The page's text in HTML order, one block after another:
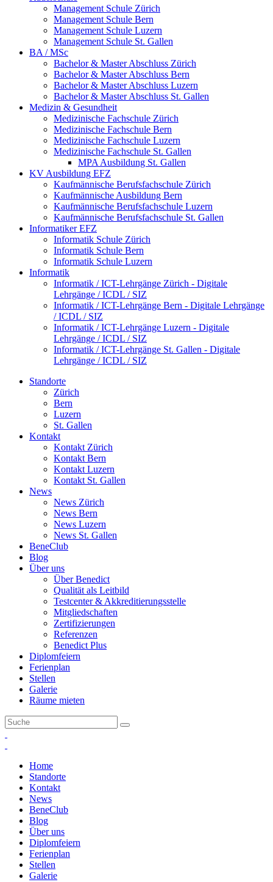
Management Schule Zürich
Management Schule Bern
Management Schule Luzern
Management Schule St. Gallen
BA / MSc
Bachelor & Master Abschluss Zürich
Bachelor & Master Abschluss Bern
Bachelor & Master Abschluss Luzern
Bachelor & Master Abschluss St. Gallen
Medizin & Gesundheit
Medizinische Fachschule Zürich
Medizinische Fachschule Bern
Medizinische Fachschule Luzern
Medizinische Fachschule St. Gallen
MPA Ausbildung St. Gallen
KV Ausbildung EFZ
Kaufmännische Berufsfachschule Zürich
Kaufmännische Ausbildung Bern
Kaufmännische Berufsfachschule Luzern
Kaufmännische Berufsfachschule St. Gallen
Informatiker EFZ
Informatik Schule Zürich
Informatik Schule Bern
Informatik Schule Luzern
Informatik
Informatik / ICT-Lehrgänge Zürich - Digitale
Lehrgänge / ICDL / SIZ
Informatik / ICT-Lehrgänge Bern - Digitale Lehrgänge
/ ICDL / SIZ
Informatik / ICT-Lehrgänge Luzern - Digitale
Lehrgänge / ICDL / SIZ
Informatik / ICT-Lehrgänge St. Gallen - Digitale
Lehrgänge / ICDL / SIZ
Standorte
Zürich
Bern
Luzern
St. Gallen
Kontakt
Kontakt Zürich
Kontakt Bern
Kontakt Luzern
Kontakt St. Gallen
News
News Zürich
News Bern
News Luzern
News St. Gallen
BeneClub
Blog
Über uns
Über Benedict
Qualität als Leitbild
Testcenter & Akkreditierungsstelle
Mitgliedschaften
Zertifizierungen
Referenzen
Benedict Plus
Diplomfeiern
Ferienplan
Stellen
Galerie
Räume mieten
Home
Standorte
Kontakt
News
BeneClub
Blog
Über uns
Diplomfeiern
Ferienplan
Stellen
Galerie